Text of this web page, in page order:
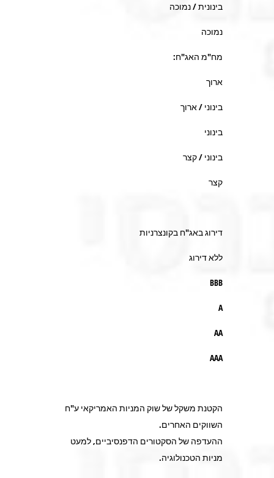
בינונית / נמוכה
נמוכה
מח"מ האג"ח:
ארוך
בינוני / ארוך
בינוני
בינוני / קצר
קצר
דירוג באג"ח בקונצרניות
ללא דירוג
BBB
A
AA
AAA
הקטנת משקל של שוק המניות האמריקאי ע"ח
השווקים האחרים.
ההעדפה של הסקטורים הדפנסיביים, למעט
מניות הטכנולוגיה.